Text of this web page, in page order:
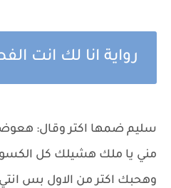
رواية انا لك انت
سليم ضمها اكتر وقال:
مني يا ملك هشيلك كل
وهحبك اكتر من الاول بس